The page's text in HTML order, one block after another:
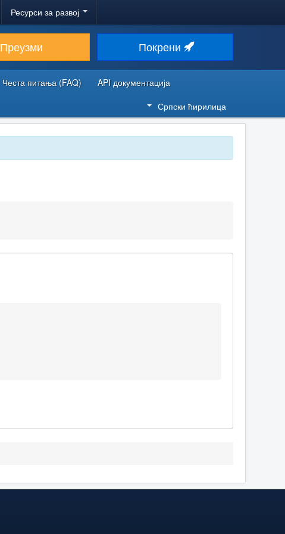
Ресурси за развој
Преузми Покрени
Честа питања (FAQ)
API документација
Српски ћирилица